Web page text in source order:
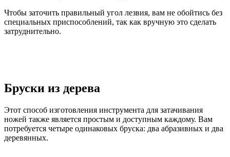
Чтобы заточить правильный угол лезвия, вам не обойтись без
специальных приспособлений, так как вручную это сделать
затруднительно.
Бруски из дерева
Этот способ изготовления инструмента для затачивания
ножей также является простым и доступным каждому. Вам
потребуется четыре одинаковых бруска: два абразивных и два
деревянных.